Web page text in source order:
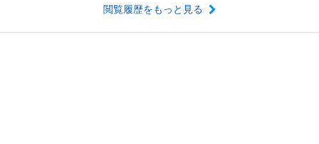
閲覧履歴をもっと見る